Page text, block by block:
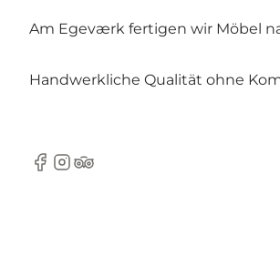
Am Egeværk fertigen wir Möbel
Handwerkliche Qualität ohne
Facebook
Instagram
Tripadvisor